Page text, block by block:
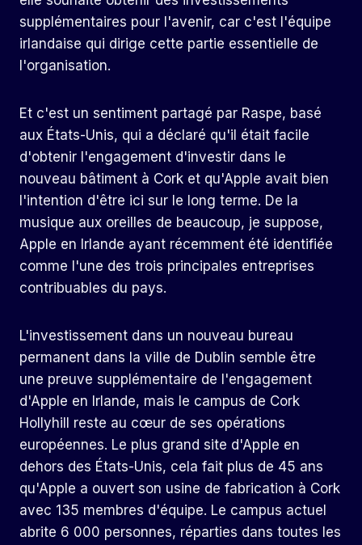
supplémentaires pour l'avenir, car c'est l'équipe
irlandaise qui dirige cette partie essentielle de
l'organisation.
Et c'est un sentiment partagé par Raspe, basé
aux États-Unis, qui a déclaré qu'il était facile
d'obtenir l'engagement d'investir dans le
nouveau bâtiment à Cork et qu'Apple avait bien
l'intention d'être ici sur le long terme. De la
musique aux oreilles de beaucoup, je suppose,
Apple en Irlande ayant récemment été identifiée
comme l'une des trois principales entreprises
contribuables du pays.
L'investissement dans un nouveau bureau
permanent dans la ville de Dublin semble être
une preuve supplémentaire de l'engagement
d'Apple en Irlande, mais le campus de Cork
Hollyhill reste au cœur de ses opérations
européennes. Le plus grand site d'Apple en
dehors des États-Unis, cela fait plus de 45 ans
qu'Apple a ouvert son usine de fabrication à Cork
avec 135 membres d'équipe. Le campus actuel
abrite 6 000 personnes, réparties dans toutes les